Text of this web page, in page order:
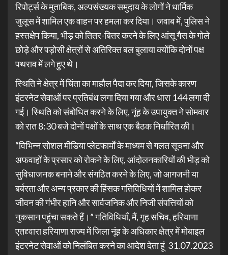
रिपोर्ट्स के मुताबिक, अल्पसंख्यक समुदाय के लोगों ने धार्मिक
जुलूस में शामिल एक वाहन पर हमला कर दिया। जवाब में, पुलिस ने
हस्तक्षेप किया, भीड़ को तितर-बितर करने के लिए आंसू गैस के गोले
छोड़े और पड़ोसी क्षेत्रों से अतिरिक्त बल बुलाया क्योंकि दोनों पक्ष
पथराव में लगे हुए थे।
स्थिति ने क्षेत्र में चिंता का माहौल पैदा कर दिया, जिसके कारण
इंटरनेट सेवाओं पर प्रतिबंध लगा दिया गया और धारा 144 लगा दी
गई। स्थिति को संबोधित करने के लिए, नूंह के उपायुक्त ने सोमवार
को रात 8:30 बजे दोनों पक्षों के साथ एक बैठक निर्धारित की।
“विभिन्न सोशल मीडिया प्लेटफार्मों के माध्यम से गलत सूचना और
अफवाहों के प्रसार को रोकने के लिए, आंदोलनकारियों की भीड़ को
सुविधाजनक बनाने और संगठित करने के लिए, जो आगजनी या
बर्बरता और अन्य प्रकार की हिंसक गतिविधियों में शामिल होकर
जीवन की गंभीर हानि और सार्वजनिक और निजी संपत्तियों को
नुकसान पहुंचा सकते हैं।” गतिविधियाँ, मैं, गृह सचिव, हरियाणा
एतद्द्वारा हरियाणा राज्य में जिला नूंह के अधिकार क्षेत्र में मोबाइल
इंटरनेट सेवाओं को निलंबित करने का आदेश देता हूं 31.07.2023